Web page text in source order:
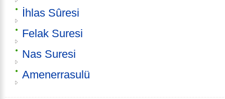
İhlas Sûresi
Felak Suresi
Nas Suresi
Amenerrasulü